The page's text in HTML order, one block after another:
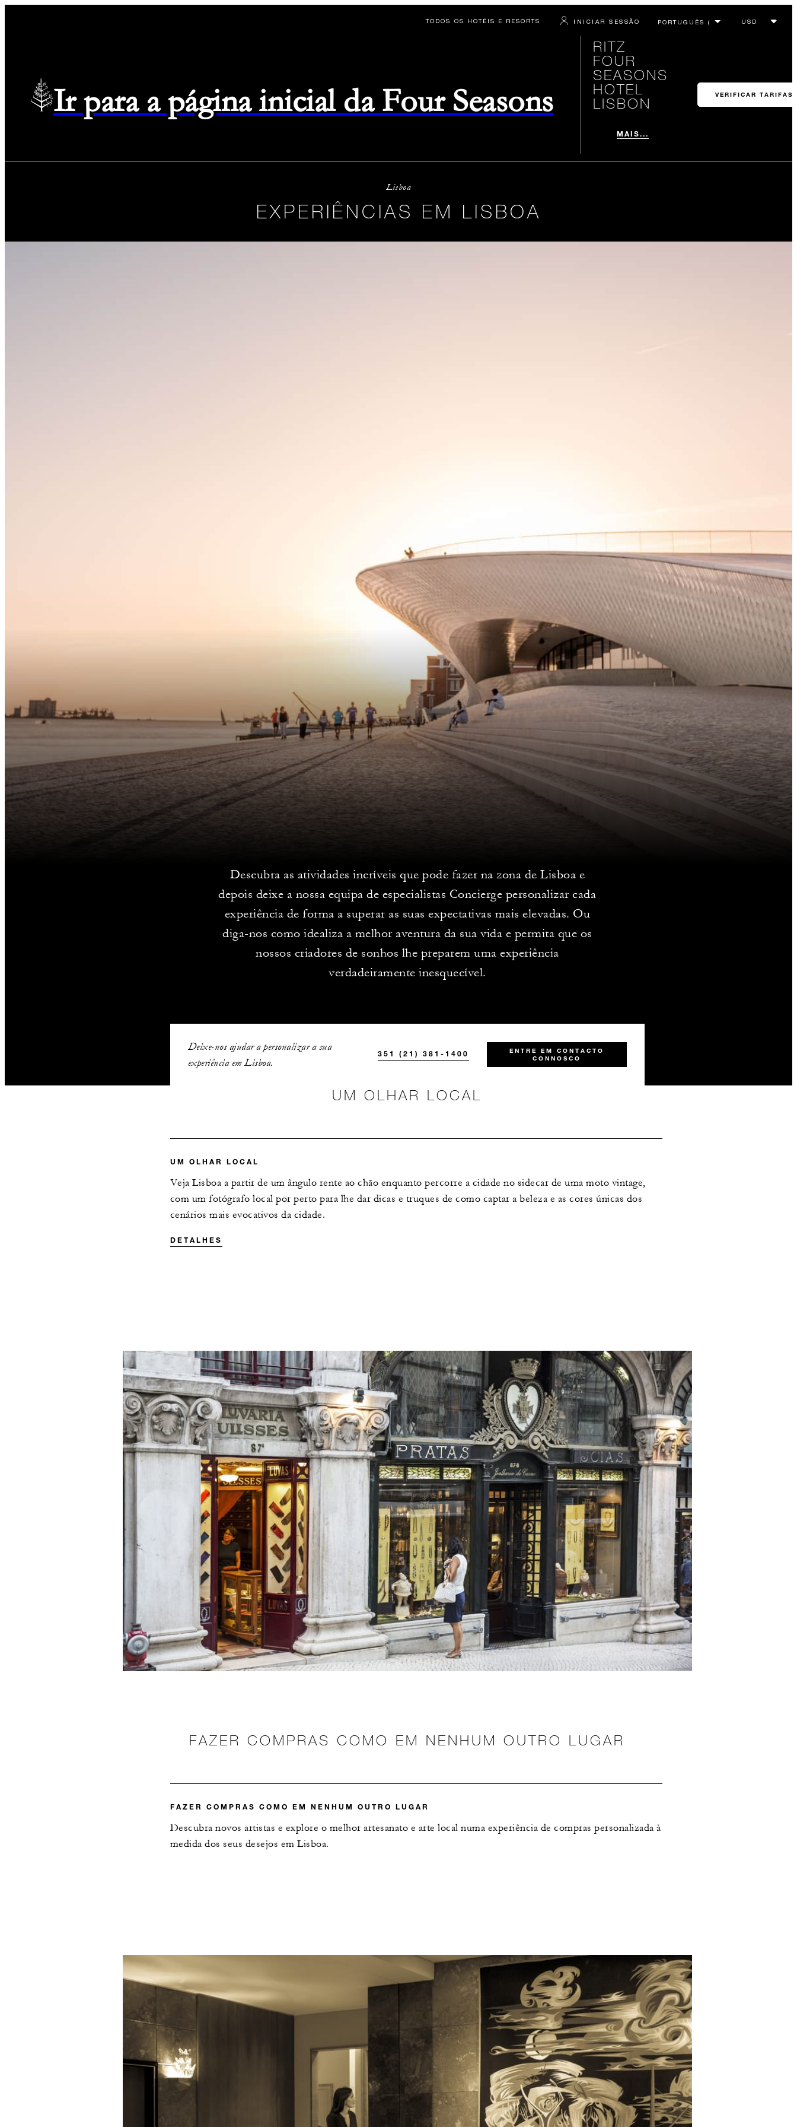
TODOS OS HOTÉIS E RESORTS INICIAR SESSÃO
Ir para a página inicial da Four Seasons
RITZ
FOUR
SEASONS
HOTEL
LISBON
MAIS...
VERIFICAR TARIFAS
Lisboa
EXPERIÊNCIAS EM LISBOA
Descubra as atividades incríveis que pode fazer na zona de Lisboa e
depois deixe a nossa equipa de especialistas Concierge personalizar cada
experiência de forma a superar as suas expectativas mais elevadas. Ou
diga-nos como idealiza a melhor aventura da sua vida e permita que os
nossos criadores de sonhos lhe preparem uma experiência
verdadeiramente inesquecível.
Deixe-nos ajudar a personalizar a sua
experiência em Lisboa.
351 (21) 381-1400
ENTRE EM CONTACTO
CONNOSCO
UM OLHAR LOCAL
UM OLHAR LOCAL
Veja Lisboa a partir de um ângulo rente ao chão enquanto percorre a cidade no sidecar de uma moto vintage,
com um fotógrafo local por perto para lhe dar dicas e truques de como captar a beleza e as cores únicas dos
cenários mais evocativos da cidade.
DETALHES
FAZER COMPRAS COMO EM NENHUM OUTRO LUGAR
FAZER COMPRAS COMO EM NENHUM OUTRO LUGAR
Descubra novos artistas e explore o melhor artesanato e arte local numa experiência de compras personalizada à
medida dos seus desejos em Lisboa.